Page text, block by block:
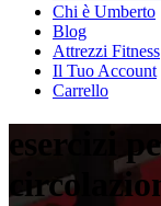
Chi è Umberto
Blog
Attrezzi Fitness
Il Tuo Account
Carrello
esercizi